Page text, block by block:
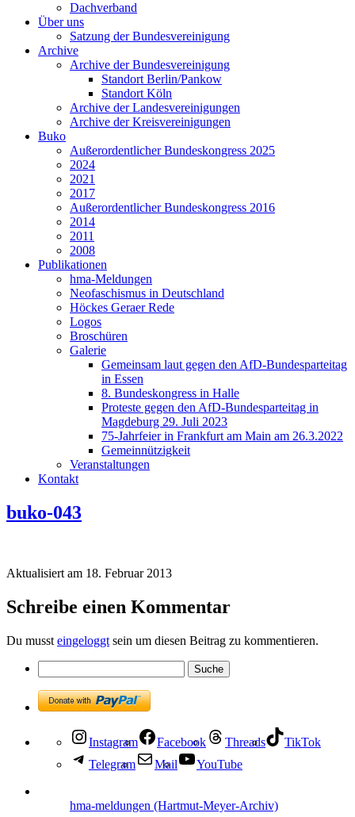
Dachverband
Über uns
Satzung der Bundesvereinigung
Archive
Archive der Bundesvereinigung
Standort Berlin/Pankow
Standort Köln
Archive der Landesvereinigungen
Archive der Kreisvereinigungen
Buko
Außerordentlicher Bundeskongress 2025
2024
2021
2017
Außerordentlicher Bundeskongress 2016
2014
2011
2008
Publikationen
hma-Meldungen
Neofaschismus in Deutschland
Höckes Geraer Rede
Logos
Broschüren
Galerie
Gemeinsam laut gegen den AfD-Bundesparteitag
in Essen
8. Bundeskongress in Halle
Proteste gegen den AfD-Bundesparteitag in
Magdeburg 29. Juli 2023
75-Jahrfeier in Frankfurt am Main am 26.3.2022
Gemeinnützigkeit
Veranstaltungen
Kontakt
buko-043
Aktualisiert am 18. Februar 2013
Schreibe einen Kommentar
Du musst eingeloggt sein um diesen Beitrag zu kommentieren.
Instagram Facebook Threads
TikTok
Telegram
Mail YouTube
hma-meldungen (Hartmut-Meyer-Archiv)